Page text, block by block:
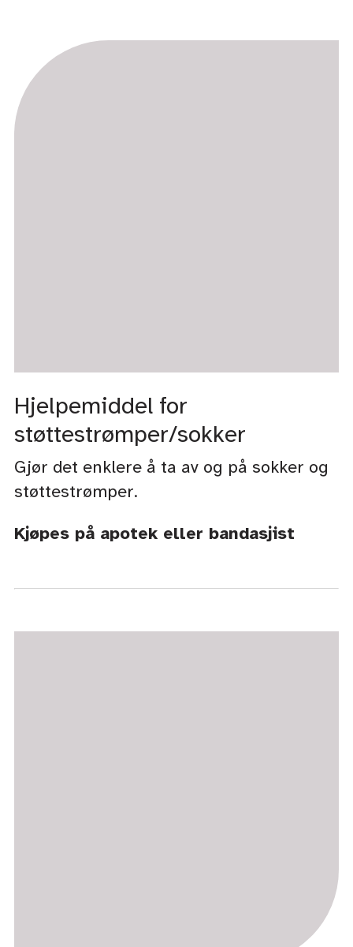
Hjelpemiddel for
støttestrømper/sokker
Gjør det enklere å ta av og på sokker og
støttestrømper.
Kjøpes på apotek eller bandasjist